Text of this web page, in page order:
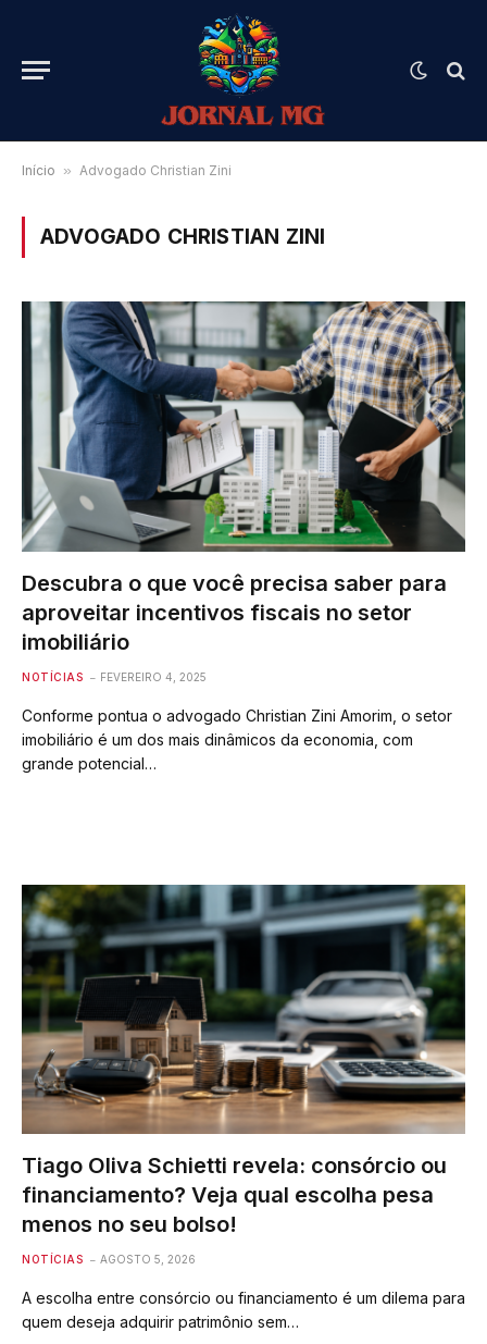
Início » Advogado Christian Zini
ADVOGADO CHRISTIAN ZINI
Descubra o que você precisa saber para
aproveitar incentivos fiscais no setor
imobiliário
NOTÍCIAS FEVEREIRO 4, 2025
Conforme pontua o advogado Christian Zini Amorim, o setor
imobiliário é um dos mais dinâmicos da economia, com
grande potencial…
Tiago Oliva Schietti revela: consórcio ou
financiamento? Veja qual escolha pesa
menos no seu bolso!
NOTÍCIAS AGOSTO 5, 2026
A escolha entre consórcio ou financiamento é um dilema para
quem deseja adquirir patrimônio sem…